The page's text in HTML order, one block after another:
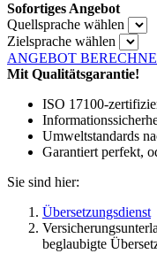
Sofortiges Angebot
Quellsprache wählen
Zielsprache wählen
ANGEBOT
Mit Qualitätsgarantie!
ISO 17100-
Umweltstandards
Garantiert perfekt,
Sie sind hier:
Übersetzungsdienst
beglaubigte